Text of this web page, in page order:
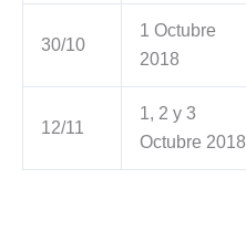
30/10
1 Octubre
2018
12/11
1, 2 y 3
Octubre 2018